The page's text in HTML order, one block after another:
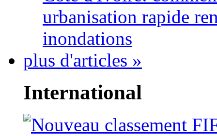
urbanisation rapide
inondations
plus d'articles »
International